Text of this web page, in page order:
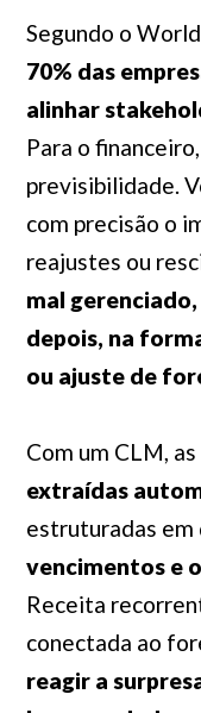
Segundo o
70% das
alinhar
Para o
previsibilidade.
com precisão o
reajustes ou
mal
depois, na
ou ajuste de
Com um CLM, as
extraídas
estruturadas em
vencimentos e
Receita
conectada ao
reagir a